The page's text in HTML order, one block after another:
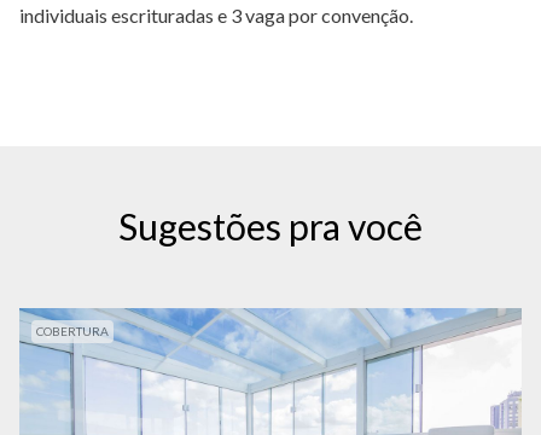
individuais escrituradas e 3 vaga por convenção.
Sugestões pra você
COBERTURA